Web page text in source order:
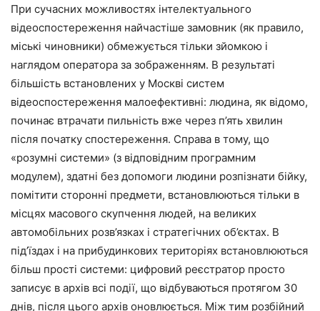
При сучасних можливостях інтелектуального
відеоспостереження найчастіше замовник (як правило,
міські чиновники) обмежується тільки зйомкою і
наглядом оператора за зображенням. В результаті
більшість встановлених у Москві систем
відеоспостереження малоефективні: людина, як відомо,
починає втрачати пильність вже через п’ять хвилин
після початку спостереження. Справа в тому, що
«розумні системи» (з відповідним програмним
модулем), здатні без допомоги людини розпізнати бійку,
помітити сторонні предмети, встановлюються тільки в
місцях масового скупчення людей, на великих
автомобільних розв’язках і стратегічних об’єктах. В
під’їздах і на прибудинкових територіях встановлюються
більш прості системи: цифровий реєстратор просто
записує в архів всі події, що відбуваються протягом 30
днів, після цього архів оновлюється. Між тим розбійний